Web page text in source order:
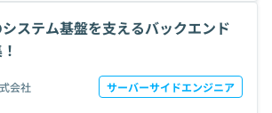
ステム基盤を支えるバックエンド
会社 サーバーサイドエンジニア